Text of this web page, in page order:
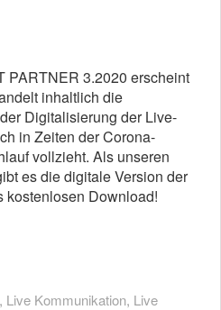
PARTNER 3.2020 erscheint
inhaltlich die
Digitalisierung der Live-
in Zeiten der Corona-
vollzieht. Als unseren
es die digitale Version der
kostenlosen Download!
, Live Kommunikation, Live